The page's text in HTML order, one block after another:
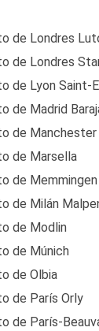
de Londres
de Londres
de Lyon Saint-
de Madrid
de Manchester
de Marsella
de Memmingen
de Milán
de Modlin
de Múnich
de Olbia
de París Orly
de París-